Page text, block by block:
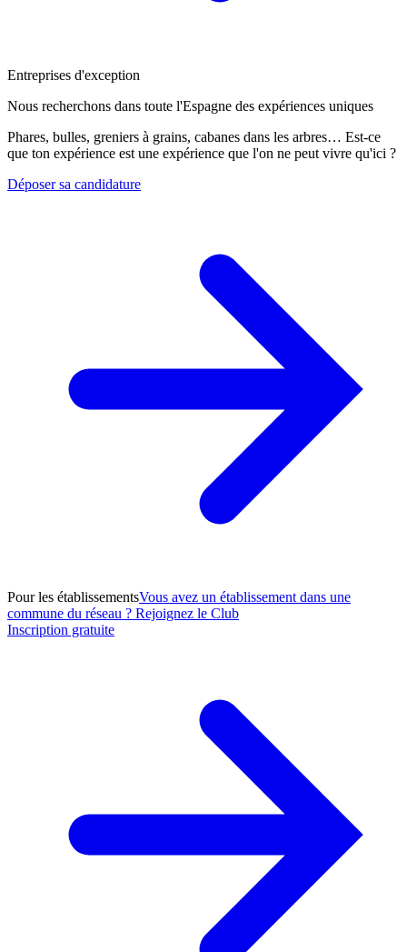
Entreprises d'exception
Nous recherchons dans toute l'Espagne des expériences uniques
Phares, bulles, greniers à grains, cabanes dans les arbres… Est-ce
que ton expérience est une expérience que l'on ne peut vivre qu'ici ?
Déposer sa candidature
Pour les établissementsVous avez un établissement dans une
commune du réseau ? Rejoignez le Club
Inscription gratuite